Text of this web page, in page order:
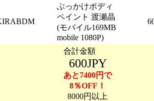
ぶっかけボディ
ペイント 渡瀬晶
(モバイル169MB
mobile 1080P)
合計金額
600JPY
あと7400円で
8％OFF！
8000円以上